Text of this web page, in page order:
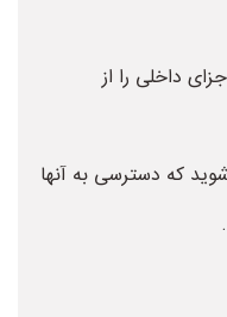
داخلی را از
که دسترسی به آنها